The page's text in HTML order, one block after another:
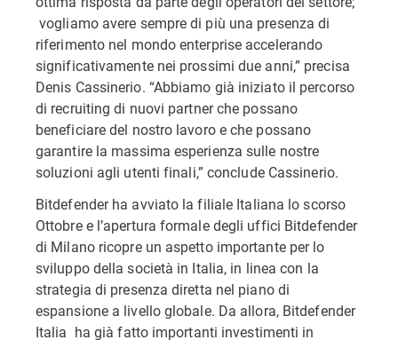
vogliamo avere sempre di più una presenza di
riferimento nel mondo enterprise accelerando
significativamente nei prossimi due anni,” precisa
Denis Cassinerio. “Abbiamo già iniziato il percorso
di recruiting di nuovi partner che possano
beneficiare del nostro lavoro e che possano
garantire la massima esperienza sulle nostre
soluzioni agli utenti finali,” conclude Cassinerio.
Bitdefender ha avviato la filiale Italiana lo scorso
Ottobre e l’apertura formale degli uffici Bitdefender
di Milano ricopre un aspetto importante per lo
sviluppo della società in Italia, in linea con la
strategia di presenza diretta nel piano di
espansione a livello globale. Da allora, Bitdefender
Italia ha già fatto importanti investimenti in